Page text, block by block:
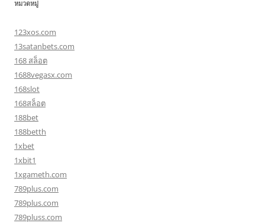
หมวดหมู่
123xos.com
13satanbets.com
168 สล็อต
1688vegasx.com
168slot
168สล็อต
188bet
188betth
1xbet
1xbit1
1xgameth.com
789plus.com
789plus.com
789pluss.com